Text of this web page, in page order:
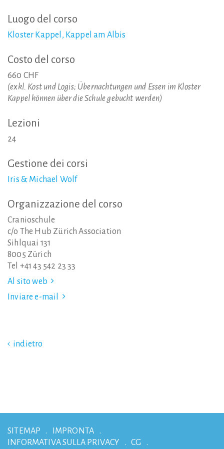
Luogo del corso
Kloster Kappel, Kappel am Albis
Costo del corso
660 CHF
(exkl. Kost und Logis; Übernachtungen und Essen im Kloster
Kappel können über die Schule gebucht werden)
Lezioni
24
Gestione dei corsi
Iris & Michael Wolf
Organizzazione del corso
Cranioschule
c/o The Hub Zürich Association
Sihlquai 131
8005 Zürich
Tel +41 43 542 23 33
Al sito web
Inviare e-mail
indietro
SITEMAP
IMPRONTA
INFORMATIVA SULLA PRIVACY
CG